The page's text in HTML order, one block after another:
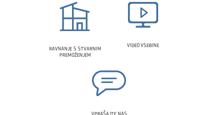
RAVNANJE S STVARNIM
PREMOŽENJEM
VIDEO VSEBINE